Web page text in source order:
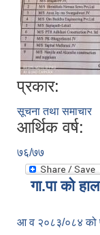
प्रकार:
सूचना तथा समाचार
आर्थिक वर्ष:
७६/७७
गा.पा काे
आ व २०८३/०८४ को